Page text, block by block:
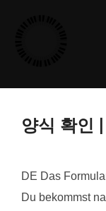
양식 확인
DE Das
Du bekommst